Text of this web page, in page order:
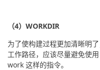
（4）WORKDIR
为了使构建过程更加清晰明
工作路径，应该尽量避免使
work 这样的指令。